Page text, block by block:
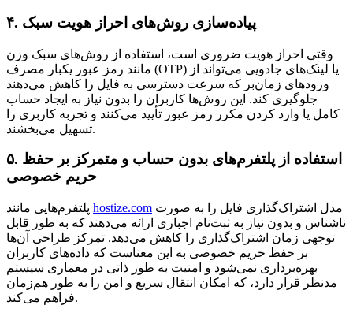
۴. پیاده‌سازی روش‌های احراز هویت سبک
وقتی احراز هویت ضروری است، استفاده از روش‌های سبک وزن
مانند رمز عبور یکبار مصرف (OTP) یا لینک‌های جادویی می‌تواند از
ورودهای زمان‌بر که سرعت دسترسی به فایل را کاهش می‌دهند
جلوگیری کند. این روش‌ها کاربران را بدون نیاز به ایجاد حساب
کامل یا وارد کردن مکرر رمز عبور تأیید می‌کنند و تجربه کاربری را
تسهیل می‌بخشند.
۵. استفاده از پلتفرم‌های بدون حساب و متمرکز بر حفظ
حریم خصوصی
hostize.com
ناشناس و بدون نیاز به ثبت‌نام اجباری ارائه می‌دهند که به طور قابل
توجهی زمان اشتراک‌گذاری را کاهش می‌دهد. تمرکز طراحی آن‌ها
بر حفظ حریم خصوصی به این معناست که داده‌های کاربران
بهره‌برداری نمی‌شود و امنیت به طور ذاتی در معماری سیستم
مدنظر قرار دارد، که امکان انتقال سریع و امن را به طور هم‌زمان
فراهم می‌کند.